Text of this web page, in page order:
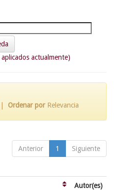
actualmente)
Ordenar por Relevancia
Anterior 1 Siguiente
Autor(es)